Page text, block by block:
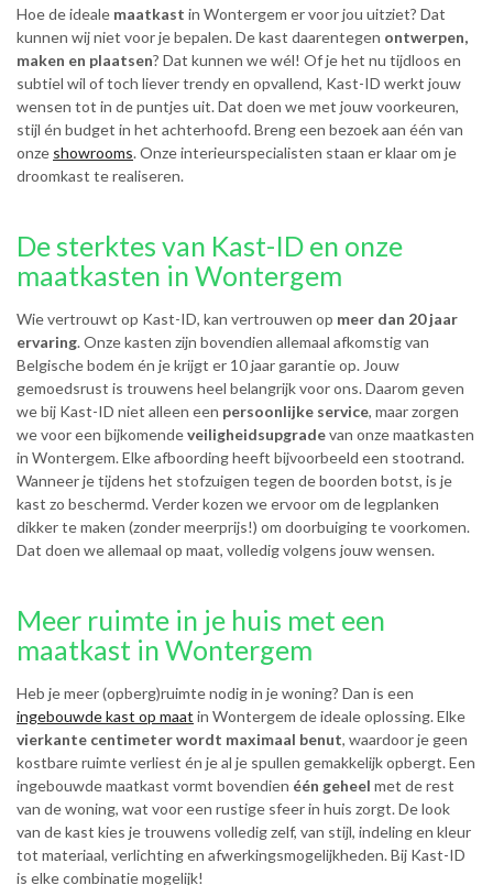
Hoe de ideale maatkast in Wontergem er voor jou uitziet? Dat
kunnen wij niet voor je bepalen. De kast daarentegen ontwerpen,
maken en plaatsen? Dat kunnen we wél! Of je het nu tijdloos en
subtiel wil of toch liever trendy en opvallend, Kast-ID werkt jouw
wensen tot in de puntjes uit. Dat doen we met jouw voorkeuren,
stijl én budget in het achterhoofd. Breng een bezoek aan één van
onze showrooms. Onze interieurspecialisten staan er klaar om je
droomkast te realiseren.
De sterktes van Kast-ID en onze
maatkasten in Wontergem
Wie vertrouwt op Kast-ID, kan vertrouwen op meer dan 20 jaar
ervaring. Onze kasten zijn bovendien allemaal afkomstig van
Belgische bodem én je krijgt er 10 jaar garantie op. Jouw
gemoedsrust is trouwens heel belangrijk voor ons. Daarom geven
we bij Kast-ID niet alleen een persoonlijke service, maar zorgen
we voor een bijkomendeveiligheidsupgradevan onze maatkasten
in Wontergem. Elke afboording heeft bijvoorbeeld een stootrand.
Wanneer je tijdens het stofzuigen tegen de boorden botst, is je
kast zo beschermd. Verder kozen we ervoor om de legplanken
dikker te maken (zonder meerprijs!) om doorbuiging te voorkomen.
Dat doen we allemaal op maat, volledig volgens jouw wensen.
Meer ruimte in je huis met een
maatkast in Wontergem
Heb je meer (opberg)ruimte nodig in je woning? Dan is een
ingebouwde kast op maat in Wontergem de ideale oplossing. Elke
vierkante centimeter wordt maximaal benut, waardoor je geen
kostbare ruimte verliest én je al je spullen gemakkelijk opbergt. Een
ingebouwde maatkast vormt bovendien één geheel met de rest
van de woning, wat voor een rustige sfeer in huis zorgt. De look
van de kast kies je trouwens volledig zelf, van stijl, indeling en kleur
tot materiaal, verlichting en afwerkingsmogelijkheden. Bij Kast-ID
is elke combinatie mogelijk!